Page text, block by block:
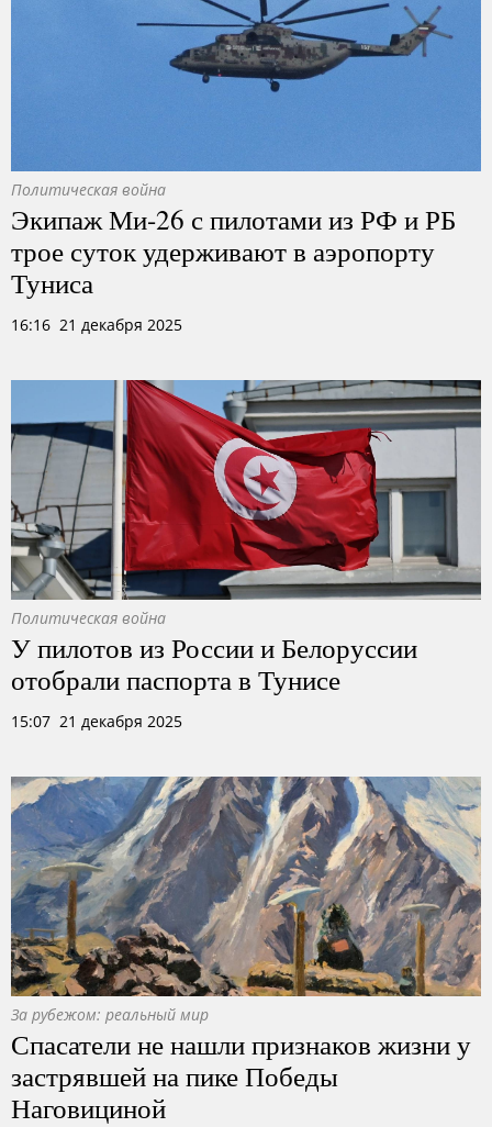
Политическая война
Экипаж Ми-26 с пилотами из РФ и РБ
трое суток удерживают в аэропорту
Туниса
16:16 21 декабря 2025
Политическая война
У пилотов из России и Белоруссии
отобрали паспорта в Тунисе
15:07 21 декабря 2025
За рубежом: реальный мир
Спасатели не нашли признаков жизни у
застрявшей на пике Победы
Наговициной